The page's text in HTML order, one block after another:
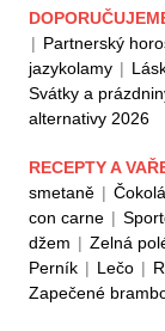
| Partnerský
jazykolamy |
Svátky a
alternativy 2026
RECEPTY A
smetaně |
con carne |
džem | Zelná
Perník | Lečo |
Zapečené